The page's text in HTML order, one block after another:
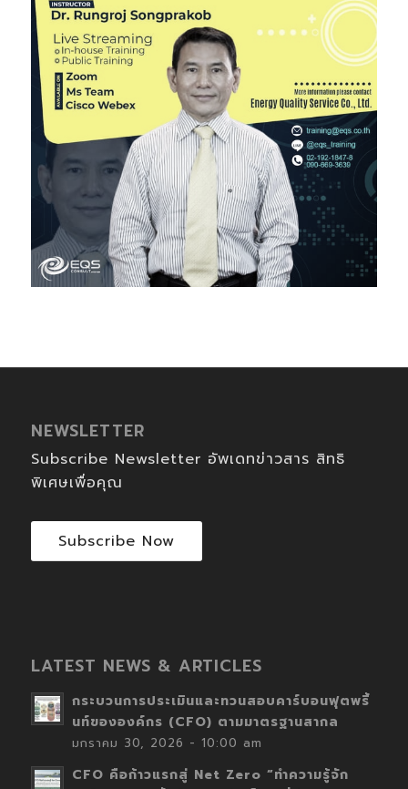
NEWSLETTER
Subscribe Newsletter อัพเดทข่าวสาร สิทธิ
พิเศษเพื่อคุณ
Subscribe Now
LATEST NEWS & ARTICLES
กระบวนการประเมินและทวนสอบคาร์บอนฟุตพริ้
นท์ขององค์กร (CFO) ตามมาตรฐานสากล
มกราคม 30, 2026 - 10:00 am
CFO คือก้าวแรกสู่ Net Zero “ทำความรู้จัก